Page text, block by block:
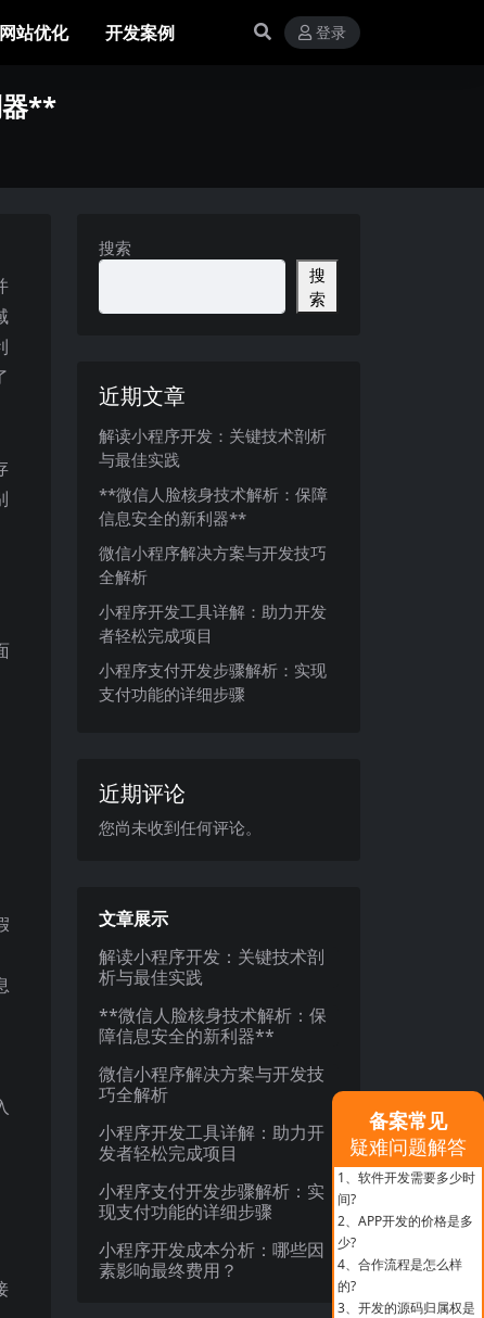
网站优化 开发案例 登录
器**
搜索
搜
索
近期文章
解读小程序开发：关键技术剖析
与最佳实践
**微信人脸核身技术解析：保障
信息安全的新利器**
微信小程序解决方案与开发技巧
全解析
小程序开发工具详解：助力开发
者轻松完成项目
小程序支付开发步骤解析：实现
支付功能的详细步骤
近期评论
您尚未收到任何评论。
文章展示
解读小程序开发：关键技术剖
析与最佳实践
**微信人脸核身技术解析：保
障信息安全的新利器**
微信小程序解决方案与开发技
巧全解析
小程序开发工具详解：助力开
发者轻松完成项目
小程序支付开发步骤解析：实
现支付功能的详细步骤
小程序开发成本分析：哪些因
素影响最终费用？
备案常见
疑难问题解答
1、 软件开发需要多少时
间?
2、 APP开发的价格是多
少?
4、 合作流程是怎么样
的?
3、 开发的源码归属权是